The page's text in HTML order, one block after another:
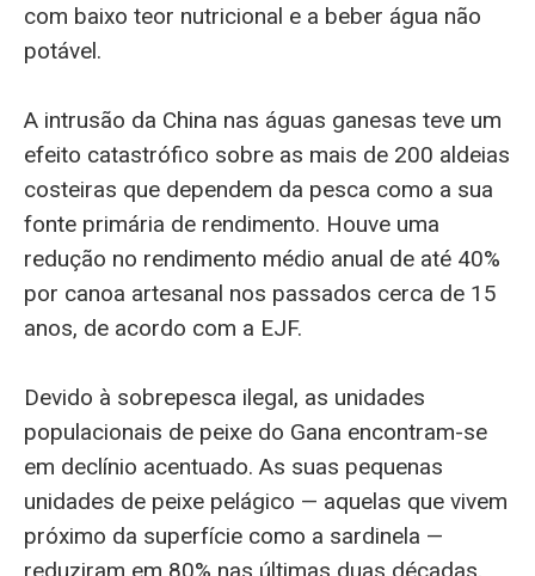
com baixo teor nutricional e a beber água não
potável.
A intrusão da China nas águas ganesas teve um
efeito catastrófico sobre as mais de 200 aldeias
costeiras que dependem da pesca como a sua
fonte primária de rendimento. Houve uma
redução no rendimento médio anual de até 40%
por canoa artesanal nos passados cerca de 15
anos, de acordo com a EJF.
Devido à sobrepesca ilegal, as unidades
populacionais de peixe do Gana encontram-se
em declínio acentuado. As suas pequenas
unidades de peixe pelágico — aquelas que vivem
próximo da superfície como a sardinela —